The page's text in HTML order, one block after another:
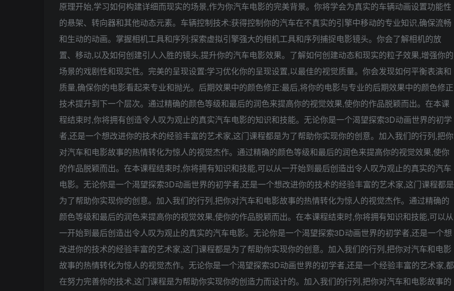
原理开始,学习如何构建详细而现实的场景,作为你汽车电影的完美背景。你将学会为真实的车辆动画设置功能性
的悬架、转向器和其他动态元素。车辆控制技术:获得控制你的汽车在不真实的引擎中移动的专业知识,确保流畅
和生动的动画。掌握相机工具和序列:探索虚拟引擎强大的相机工具和序列捕捉电影镜头。你会了解相机的放
置、移动,以及如何创建引人入胜的镜头,提升你的汽车电影效果。了解如何创建动态和现实的粒子效果,增强你的
场景的戏剧性和现实性。完美的呈现设置:学习优化你的呈现设置,以最佳的视觉质量。你会发现如何平衡表演和
质量,确保你的电影看起来专业和抛光。后期效果中的颜色修正:最后,将你的电影与专业的后期效果中的颜色修正
技术提升到下一个层次。通过精确的颜色等级和最后的润色来提高你的视觉效果,使你的作品脱颖而出。在本课
程结束时,你将拥有创造令人叹为观止的真实汽车电影的知识和技能。无论你是一个渴望探索3D动画世界的初学
者,还是一个想改进你的技术的经验丰富的艺术家,这门课程都是为了帮助你实现你的创意。加入我们的行列,把你
对汽车和电影故事的热情转化为惊人的视觉杰作。通过精确的颜色等级和最后的润色来提高你的视觉效果,使你
的作品脱颖而出。在本课程结束时,你将拥有知识和技能,可以从一开始到最后创造出令人叹为观止的真实的汽车
电影。无论你是一个渴望探索3D动画世界的初学者,还是一个想改进你的技术的经验丰富的艺术家,这门课程都是
为了帮助你实现你的创意。加入我们的行列,把你对汽车和电影故事的热情转化为惊人的视觉杰作。通过精确的
颜色等级和最后的润色来提高你的视觉效果,使你的作品脱颖而出。在本课程结束时,你将拥有知识和技能,可以从
一开始到最后创造出令人叹为观止的真实的汽车电影。无论你是一个渴望探索3D动画世界的初学者,还是一个想
改进你的技术的经验丰富的艺术家,这门课程都是为了帮助你实现你的创意。加入我们的行列,把你对汽车和电影
故事的热情转化为惊人的视觉杰作。无论你是一个渴望探索3D动画世界的初学者,还是一个经验丰富的艺术家,都
在努力完善你的技术,这门课程是为帮助你实现你的创造力而设计的。加入我们的行列,把你对汽车和电影故事的